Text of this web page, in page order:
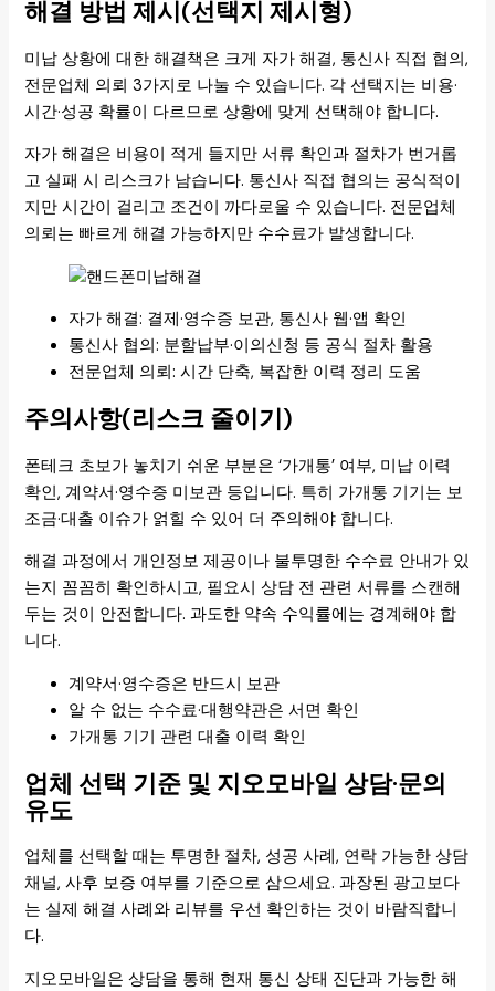
해결 방법 제시(선택지 제시형)
미납 상황에 대한 해결책은 크게 자가 해결, 통신사 직접 협의,
전문업체 의뢰 3가지로 나눌 수 있습니다. 각 선택지는 비용·
시간·성공 확률이 다르므로 상황에 맞게 선택해야 합니다.
자가 해결은 비용이 적게 들지만 서류 확인과 절차가 번거롭
고 실패 시 리스크가 남습니다. 통신사 직접 협의는 공식적이
지만 시간이 걸리고 조건이 까다로울 수 있습니다. 전문업체
의뢰는 빠르게 해결 가능하지만 수수료가 발생합니다.
자가 해결: 결제·영수증 보관, 통신사 웹·앱 확인
통신사 협의: 분할납부·이의신청 등 공식 절차 활용
전문업체 의뢰: 시간 단축, 복잡한 이력 정리 도움
주의사항(리스크 줄이기)
폰테크 초보가 놓치기 쉬운 부분은 ‘가개통’ 여부, 미납 이력
확인, 계약서·영수증 미보관 등입니다. 특히 가개통 기기는 보
조금·대출 이슈가 얽힐 수 있어 더 주의해야 합니다.
해결 과정에서 개인정보 제공이나 불투명한 수수료 안내가 있
는지 꼼꼼히 확인하시고, 필요시 상담 전 관련 서류를 스캔해
두는 것이 안전합니다. 과도한 약속 수익률에는 경계해야 합
니다.
계약서·영수증은 반드시 보관
알 수 없는 수수료·대행약관은 서면 확인
가개통 기기 관련 대출 이력 확인
업체 선택 기준 및 지오모바일 상담·문의
유도
업체를 선택할 때는 투명한 절차, 성공 사례, 연락 가능한 상담
채널, 사후 보증 여부를 기준으로 삼으세요. 과장된 광고보다
는 실제 해결 사례와 리뷰를 우선 확인하는 것이 바람직합니
다.
지오모바일은 상담을 통해 현재 통신 상태 진단과 가능한 해